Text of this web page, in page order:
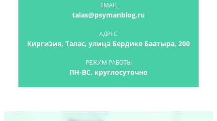
EMAIL
talas@psymanblog.ru
АДРЕС
Киргизия, Талас, улица Бердике Баатыра, 200
РЕЖИМ РАБОТЫ
ПН-ВС, круглосуточно